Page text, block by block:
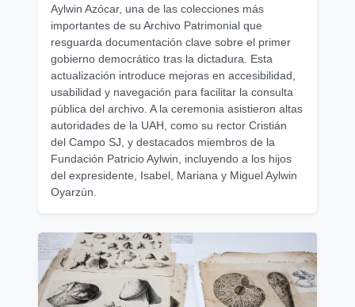
Aylwin Azócar, una de las colecciones más
importantes de su Archivo Patrimonial que
resguarda documentación clave sobre el primer
gobierno democrático tras la dictadura. Esta
actualización introduce mejoras en accesibilidad,
usabilidad y navegación para facilitar la consulta
pública del archivo. A la ceremonia asistieron altas
autoridades de la UAH, como su rector Cristián
del Campo SJ, y destacados miembros de la
Fundación Patricio Aylwin, incluyendo a los hijos
del expresidente, Isabel, Mariana y Miguel Aylwin
Oyarzún.